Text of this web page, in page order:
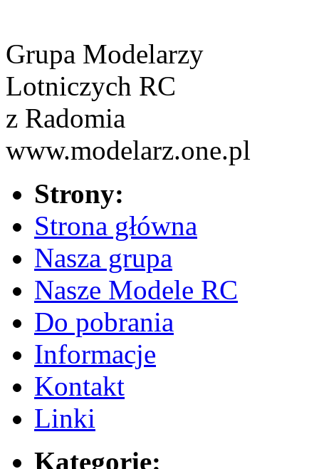
Grupa Modelarzy
Lotniczych RC
z Radomia
www.modelarz.one.pl
Strony:
Strona główna
Nasza grupa
Nasze Modele RC
Do pobrania
Informacje
Kontakt
Linki
Kategorie: